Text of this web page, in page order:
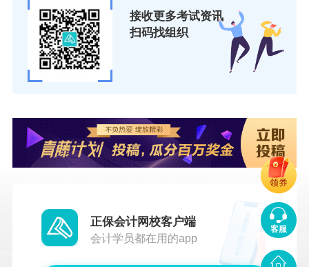
接收更多考试资讯
扫码找组织
正保会计网校客户端
会计学员都在用的app
客服
领券